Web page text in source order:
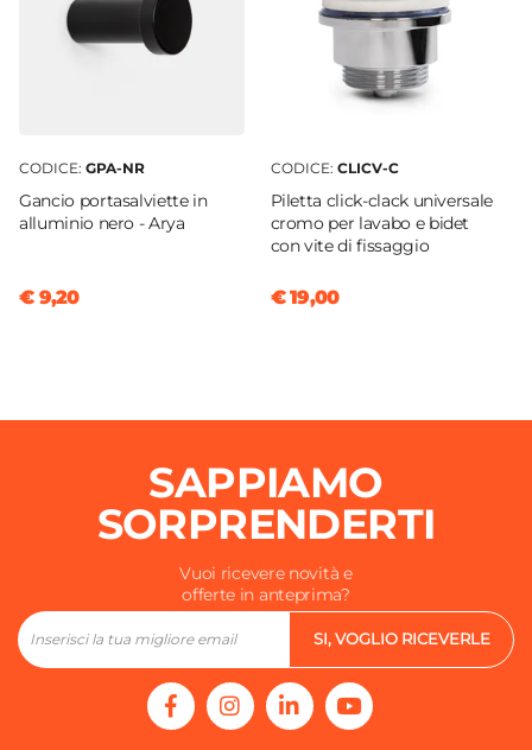
CODICE: GPA-NR
Gancio portasalviette in
alluminio nero - Arya
€ 9,20
CODICE: CLICV-C
Piletta click-clack universale
cromo per lavabo e bidet
con vite di fissaggio
€ 19,00
SAPPIAMO
SORPRENDERTI
Vuoi ricevere novità e
offerte in anteprima?
SI, VOGLIO RICEVERLE